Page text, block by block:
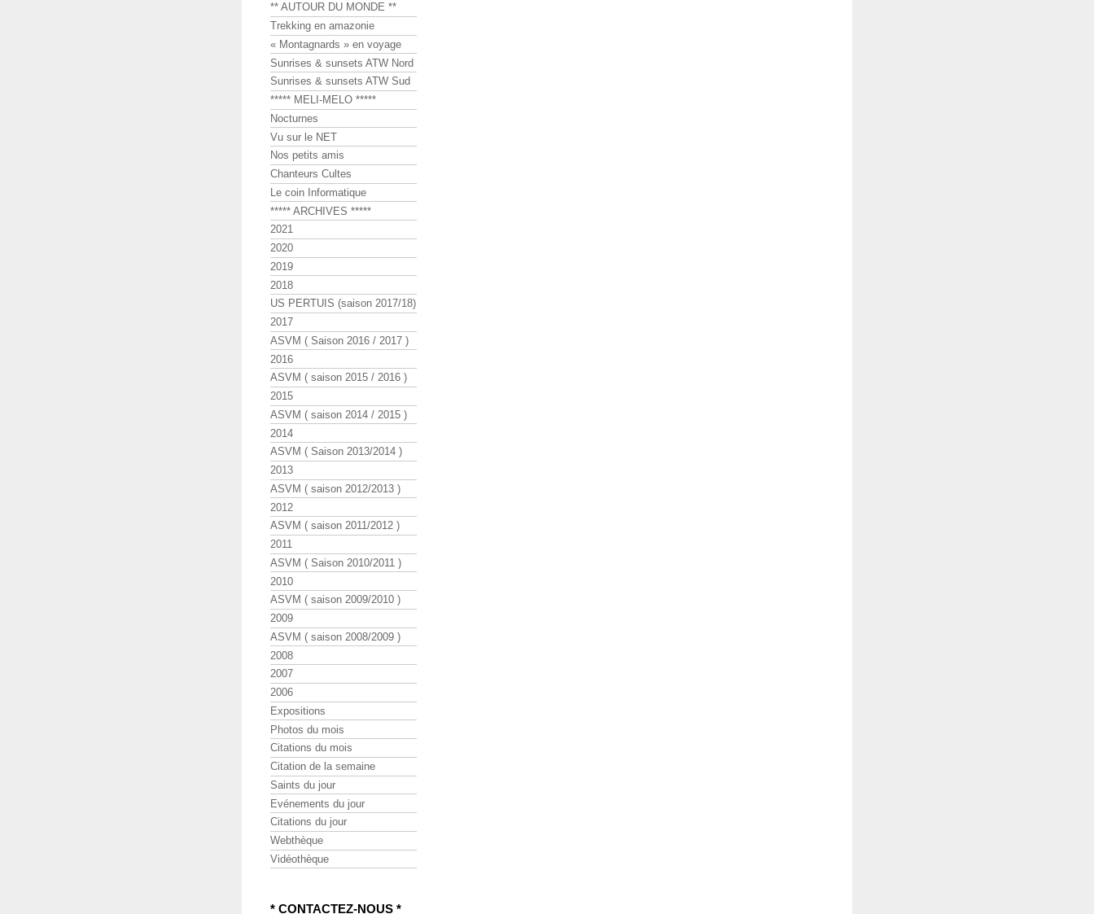
** AUTOUR DU MONDE **
Trekking en amazonie
« Montagnards » en voyage
Sunrises & sunsets ATW Nord
Sunrises & sunsets ATW Sud
***** MELI-MELO *****
Nocturnes
Vu sur le NET
Nos petits amis
Chanteurs Cultes
Le coin Informatique
***** ARCHIVES *****
2021
2020
2019
2018
US PERTUIS (saison 2017/18)
2017
ASVM ( Saison 2016 / 2017 )
2016
ASVM ( saison 2015 / 2016 )
2015
ASVM ( saison 2014 / 2015 )
2014
ASVM ( Saison 2013/2014 )
2013
ASVM ( saison 2012/2013 )
2012
ASVM ( saison 2011/2012 )
2011
ASVM ( Saison 2010/2011 )
2010
ASVM ( saison 2009/2010 )
2009
ASVM ( saison 2008/2009 )
2008
2007
2006
Expositions
Photos du mois
Citations du mois
Citation de la semaine
Saints du jour
Evénements du jour
Citations du jour
Webthèque
Vidéothèque
* CONTACTEZ-NOUS *